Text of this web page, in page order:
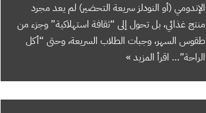
الإندومي (أو النودلز سريعة التحضير) لم يعد مجرد
منتج غذائي، بل تحول إلى “ثقافة استهلاكية” وجزء من
طقوس السهر، وجبات الطلاب السريعة، وحتى “أكل
الراحة”… اقرأ المزيد »